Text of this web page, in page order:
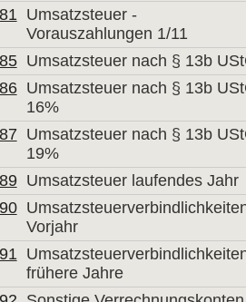
Umsatzsteuer -
Vorauszahlungen 1/11
Umsatzsteuer nach § 13b
Umsatzsteuer nach § 13b
16%
Umsatzsteuer nach § 13b
19%
Umsatzsteuer laufendes Jahr
Vorjahr
frühere Jahre